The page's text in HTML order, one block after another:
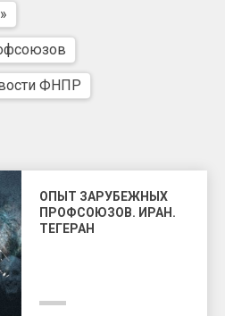
ФНПР
ОПЫТ ЗАРУБЕЖНЫХ
ПРОФСОЮЗОВ. ИРАН.
ТЕГЕРАН